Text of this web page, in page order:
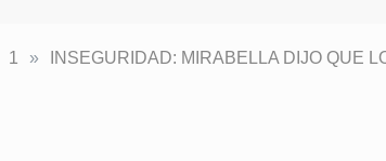
1 »
INSEGURIDAD: MIRABELLA DIJO QUE